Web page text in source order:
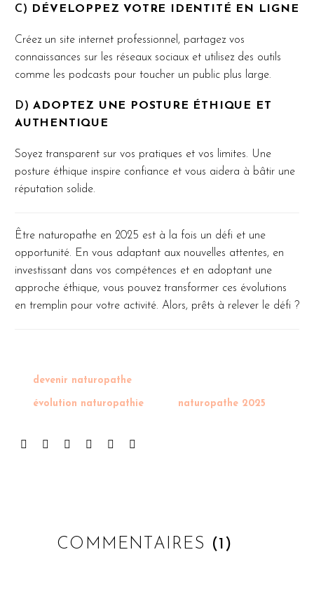
C) DÉVELOPPEZ VOTRE IDENTITÉ EN LIGNE
Créez un site internet professionnel, partagez vos
connaissances sur les réseaux sociaux et utilisez des outils
comme les podcasts pour toucher un public plus large.
D)ADOPTEZ UNE POSTURE ÉTHIQUE ET
AUTHENTIQUE
Soyez transparent sur vos pratiques et vos limites. Une
posture éthique inspire confiance et vous aidera à bâtir une
réputation solide.
Être naturopathe en 2025 est à la fois un défi et une
opportunité. En vous adaptant aux nouvelles attentes, en
investissant dans vos compétences et en adoptant une
approche éthique, vous pouvez transformer ces évolutions
en tremplin pour votre activité. Alors, prêts à relever le défi ?
devenir naturopathe
évolution naturopathie naturopathe 2025
COMMENTAIRES (1)